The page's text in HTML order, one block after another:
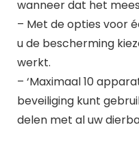
wanneer dat het
– Met de opties voor
u de bescherming
werkt.
– ‘Maximaal 10
beveiliging kunt
delen met al uw